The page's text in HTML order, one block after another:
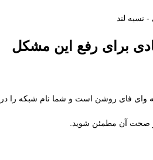
برای رفع این مشکل
وای فای روشن است و شما نام شبکه را
از صحت آن مطمئن شوید.